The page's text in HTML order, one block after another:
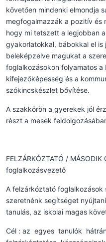
követően mindenki elmondja
megfogalmazzák a pozitív és
hogy mi tetszett a legjobban
gyakorlatokkal, bábokkal el
beleképzelve magukat a
foglalkozásokon folyamatos
kifejezőképesség és a
szókincskészlet bővítése.
A szakkörön a gyerekek jól
részt a mesék
FELZÁRKÓZTATÓ /
foglalkozásvezető
A felzárkóztató foglalkozások
szeretnénk segítséget
tanulás, az iskolai magas
Cél : az egyes tanulók